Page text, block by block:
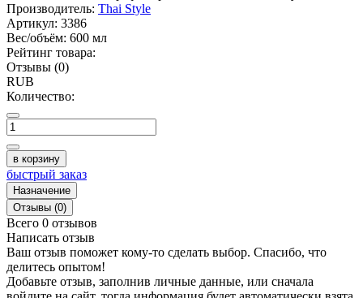
Производитель: Thai Style
Артикул: 3386
Вес/объём: 600 мл
Рейтинг товара:
Отзывы (0)
RUB
Количество:
в корзину
быстрый заказ
Назначение
Отзывы (0)
Всего 0 отзывов
Написать отзыв
Ваш отзыв поможет кому-то сделать выбор. Спасибо, что
делитесь опытом!
Добавьте отзыв, заполнив личные данные, или сначала